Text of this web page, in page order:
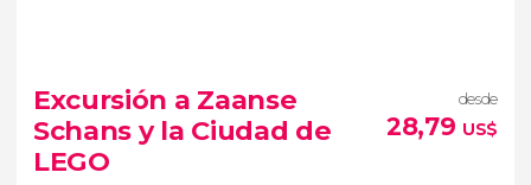
imprescindibles de
Holanda
visita exprés a Volendam,
Marken, Edam y Zaanse Schans
Excursión a Zaanse
Schans y la Ciudad de
LEGO
desde
28,79 US$